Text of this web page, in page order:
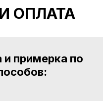
ОПЛАТА
примерка по